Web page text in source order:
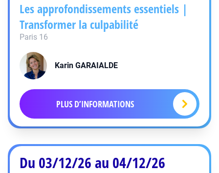
Les approfondissements essentiels |
Transformer la culpabilité
Paris 16
Karin GARAIALDE
PLUS D’INFORMATIONS
Du 03/12/26 au 04/12/26